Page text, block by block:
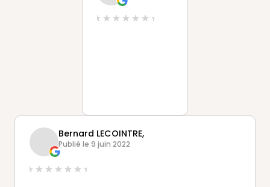
Bernard LECOINTRE,
Publié le 9 juin 2022